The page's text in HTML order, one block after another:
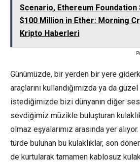
Scenario, Ethereum Foundation
$100 Million in Ether: Morning
Kripto Haberleri
Günümüzde, bir yerden bir yere
araçlarını kullandığımızda ya da
istediğimizde bizi dünyanın diğer
sevdiğimiz müzikle buluşturan
olmaz eşyalarımız arasında yer
türde bulunan bu kulaklıklar, son
de kurtularak tamamen kablosuz